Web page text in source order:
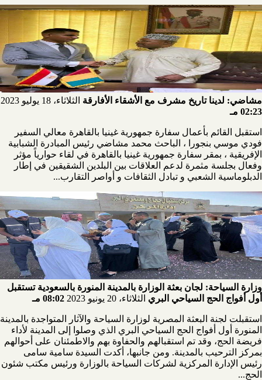
مشاضي: لدينا تاريخ مشرف مع الأشقاء الأفارقة الثلاثاء، 18 يوليو 2023
02:23 مـ
استقبل القائم بأعمال سفارة جمهورية غينيا بالقاهرة معالي السفير
فودي موسي بنجورا ، الباحث محمد مشاضي رئيس المبادرة الشبابية
الإفريقية ، بمقر سفارة جمهورية غينيا بالقاهرة في لقاء حوارياً مؤثر
وفعال بجلسة مثمرة لدعم العلاقات بين البلدين الشقيقين في إطار
الدبلوماسية الشعبي و تبادل الثقافات و أواصر التقارب...
وزارة السياحة: لجان بعثة الوزارة بالمدينة المنورة بالسعودية تستقبل
أول أفواج الحج السياحي البري الثلاثاء، 20 يونيو 2023 08:02 مـ
استقبلت لجنة البعثة المصرية لوزارة السياحة والآثار المتواجدة بالمدينة
المنورة أول أفواج الحج السياحي البري الذي وصلوا إلى المدينة لأداء
فريضة الحج، وقد تم استقبالهم والحفاوة بهم والاطمئنان على أحوالهم
بمركز الترحيب بالمدينة. ومن جانبها، أكدت السيدة سامية سامى
رئيس الإدارة المركزية لشركات السياحة بالوزارة ورئيس مكتب شئون
الحج...